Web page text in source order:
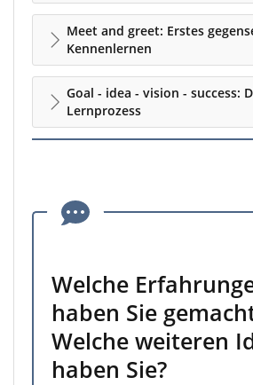
Meet and greet: Erstes
Kennenlernen
Goal - idea - vision - success:
Lernprozess
Welche
haben Sie
Welche weiteren
haben Sie?